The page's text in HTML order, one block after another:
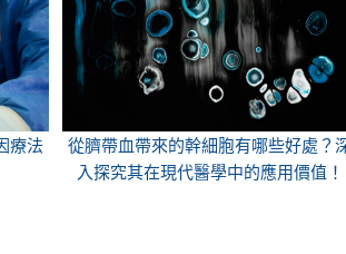
療法
從臍帶血帶來的幹細胞有哪些好處？
入探究其在現代醫學中的應用價值！